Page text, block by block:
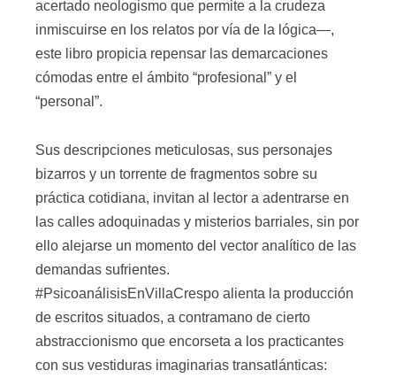
acertado neologismo que permite a la crudeza
inmiscuirse en los relatos por vía de la lógica—,
este libro propicia repensar las demarcaciones
cómodas entre el ámbito “profesional” y el
“personal”.
Sus descripciones meticulosas, sus personajes
bizarros y un torrente de fragmentos sobre su
práctica cotidiana, invitan al lector a adentrarse en
las calles adoquinadas y misterios barriales, sin por
ello alejarse un momento del vector analítico de las
demandas sufrientes.
#PsicoanálisisEnVillaCrespo alienta la producción
de escritos situados, a contramano de cierto
abstraccionismo que encorseta a los practicantes
con sus vestiduras imaginarias transatlánticas: